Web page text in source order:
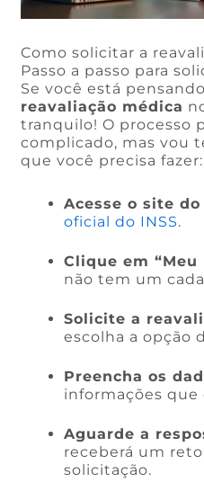
Como solicitar a
Passo a passo para
Se você está
reavaliação médica
tranquilo! O processo
complicado, mas vou
que você precisa fazer:
Acesse o site do
oficial do INSS.
Clique em “Meu
não tem um
Solicite a
escolha a opção
Preencha os
informações que
Aguarde a
receberá um
solicitação.